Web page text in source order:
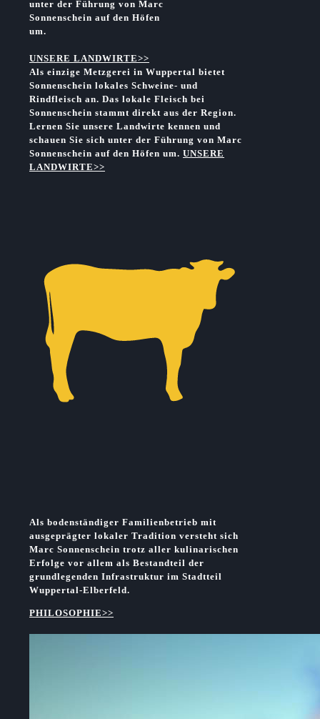
unter der Führung von Marc
Sonnenschein auf den Höfen
um.
UNSERE LANDWIRTE>>
Als einzige Metzgerei in Wuppertal bietet
Sonnenschein lokales Schweine- und
Rindfleisch an. Das lokale Fleisch bei
Sonnenschein stammt direkt aus der Region.
Lernen Sie unsere Landwirte kennen und
schauen Sie sich unter der Führung von Marc
Sonnenschein auf den Höfen um. UNSERE
LANDWIRTE>>
Als bodenständiger Familienbetrieb mit
ausgeprägter lokaler Tradition versteht sich
Marc Sonnenschein trotz aller kulinarischen
Erfolge vor allem als Bestandteil der
grundlegenden Infrastruktur im Stadtteil
Wuppertal-Elberfeld.
PHILOSOPHIE>>